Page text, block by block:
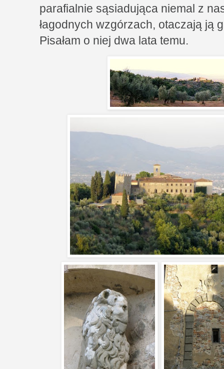
parafialnie sąsiadująca niemal z
łagodnych wzgórzach, otaczają ją
Pisałam o niej dwa lata temu.